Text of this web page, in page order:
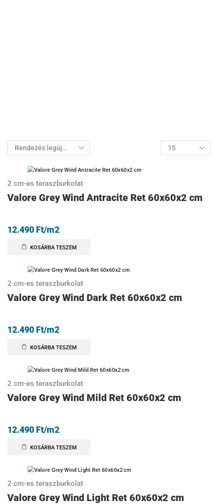
2 cm-es teraszburkolat
Valore Grey Wind Antracite Ret 60x60x2 cm
12.490 Ft/m2
KOSÁRBA TESZEM
2 cm-es teraszburkolat
Valore Grey Wind Dark Ret 60x60x2 cm
12.490 Ft/m2
KOSÁRBA TESZEM
2 cm-es teraszburkolat
Valore Grey Wind Mild Ret 60x60x2 cm
12.490 Ft/m2
KOSÁRBA TESZEM
2 cm-es teraszburkolat
Valore Grey Wind Light Ret 60x60x2 cm